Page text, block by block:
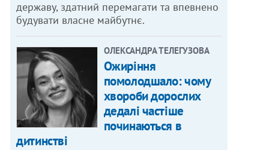
державу, здатний перемагати та впевнено
будувати власне майбутнє.
ОЛЕКСАНДРА ТЕЛЕГУЗОВА
Ожиріння
помолодшало: чому
хвороби дорослих
дедалі частіше
починаються в
дитинстві